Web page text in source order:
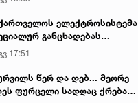
ელექტროსისტემა
განცხადებას
17:51
წერ და დებ... მეორე
ფურცელი სადღაც ქრება